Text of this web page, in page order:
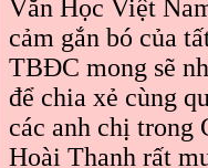
Văn Học Việt
cảm gắn bó của
TBĐC mong sẽ
để chia xẻ cùng
các anh chị trong
Hoài Thanh rất